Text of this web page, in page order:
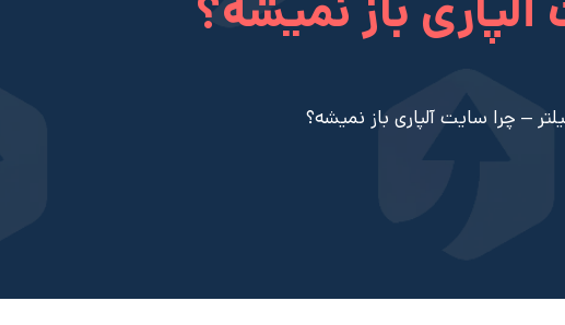
– چرا سایت آلپاری باز نمیشه؟